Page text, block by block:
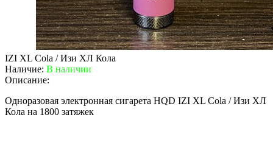
IZI XL Cola / Изи ХЛ Кола
Наличие: В наличии
Описание:
Одноразовая электронная сигарета HQD IZI XL Cola / Изи ХЛ
Кола на 1800 затяжек